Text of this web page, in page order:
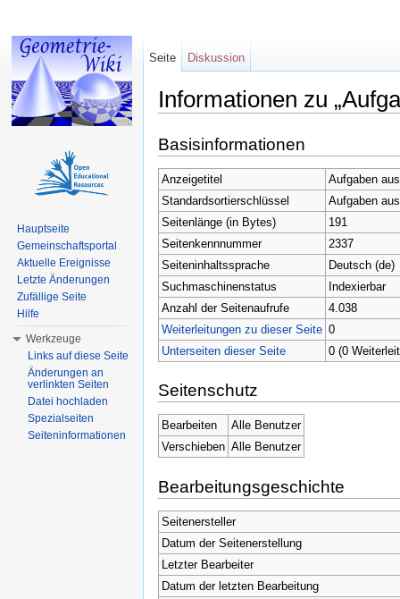
Informationen zu
Basisinformationen
Anzeigetitel
Aufgaben
Standardsortierschlüssel
Aufgaben
Seitenlänge (in Bytes)
191
Seitenkennnummer
2337
Seiteninhaltssprache
Deutsch (de)
Suchmaschinenstatus
Indexierbar
Anzahl der Seitenaufrufe
4.038
Weiterleitungen zu dieser Seite 0
Unterseiten dieser Seite
0 (0
Seitenschutz
Bearbeiten
Alle Benutzer
Verschieben Alle Benutzer
Bearbeitungsgeschichte
Seitenersteller
Datum der Seitenerstellung
Letzter Bearbeiter
Datum der letzten Bearbeitung
Seite Diskussion
Hauptseite
Gemeinschaftsportal
Aktuelle Ereignisse
Letzte Änderungen
Zufällige Seite
Hilfe
Werkzeuge
Links auf diese Seite
Änderungen an
verlinkten Seiten
Datei hochladen
Spezialseiten
Seiteninformationen